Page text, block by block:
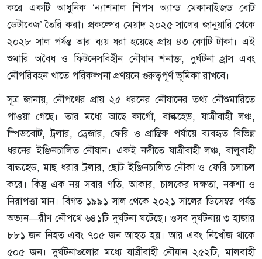
করে একটি আধুনিক ‘ন্যাশনাল শিপস অ্যান্ড মেকানাইজড বোট
ডেটাবেজ’ তৈরি করা। প্রকল্পের মেয়াদ ২০২৫ সালের জানুয়ারি থেকে
২০২৮ সাল পর্যন্ত আর ব্যয় ধরা হয়েছে প্রায় ৪৩ কোটি টাকা। এই
শুমারি অবৈধ ও ফিটনেসবিহীন নৌযান শনাক্ত, দুর্ঘটনা হ্রাস এবং
নৌপরিবহন খাতে পরিকল্পনা প্রণয়নে গুরুত্বপূর্ণ ভূমিকা রাখবে।
সূত্র জানায়, নৌপথের প্রায় ২৫ ধরনের নৌযানের তথ্য নৌশুমারিতে
পাওয়া গেছে। তার মধ্যে আছে কার্গো, বাল্কহেড, যাত্রীবাহী লঞ্চ,
স্পিডবোট, ট্রলার, ড্রেজার, ফেরি ও প্রান্তিক পর্যায়ে ব্যবহৃত বিভিন্ন
ধরনের ইঞ্জিনচালিত নৌযান। একই নদীতে যাত্রীবাহী লঞ্চ, বালুবাহী
বাল্কহেড, মাছ ধরার ট্রলার, ছোট ইঞ্জিনচালিত নৌকা ও ফেরি চলাচল
করে। কিন্তু এক নয় সবার গতি, আকার, চালকের দক্ষতা, নকশা ও
নিরাপত্তা মান। বিগত ১৯৯১ সাল থেকে ২০২১ সালের ডিসেম্বর পর্যন্ত
অভ্যন—রীণ নৌপথে ৬৪১টি দুর্ঘটনা ঘটেছে। ওসব দুর্ঘটনায় ৩ হাজার
৮৮১ জন নিহত এবং ৭০৫ জন আহত হয়। আর এবং নিখোঁজ থাকে
৫০৫ জন। দুর্ঘটনাগুলোর মধ্যে যাত্রীবাহী নৌযান ২৫২টি, মালবাহী